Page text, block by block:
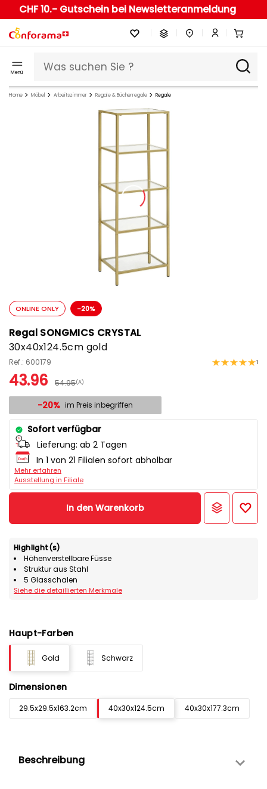
CHF 10.- Gutschein bei Newsletteranmeldung
Menü
Home Möbel Arbeitszimmer Regale & Bücherregale Regale
ONLINE ONLY -20%
Regal SONGMICS CRYSTAL
30x40x124.5cm gold
Ref.: 600179 1
43.96 54.95(A)
-20% im Preis inbegriffen
Sofort verfügbar
Lieferung: ab 2 Tagen
In 1 von 21 Filialen sofort abholbar
Mehr erfahren
Ausstellung in Filiale
In den Warenkorb
Highlight(s)
Höhenverstellbare Füsse
Struktur aus Stahl
5 Glasschalen
Siehe die detaillierten Merkmale
Haupt-Farben
Gold Schwarz
Dimensionen
29.5x29.5x163.2cm 40x30x124.5cm 40x30x177.3cm
Beschreibung